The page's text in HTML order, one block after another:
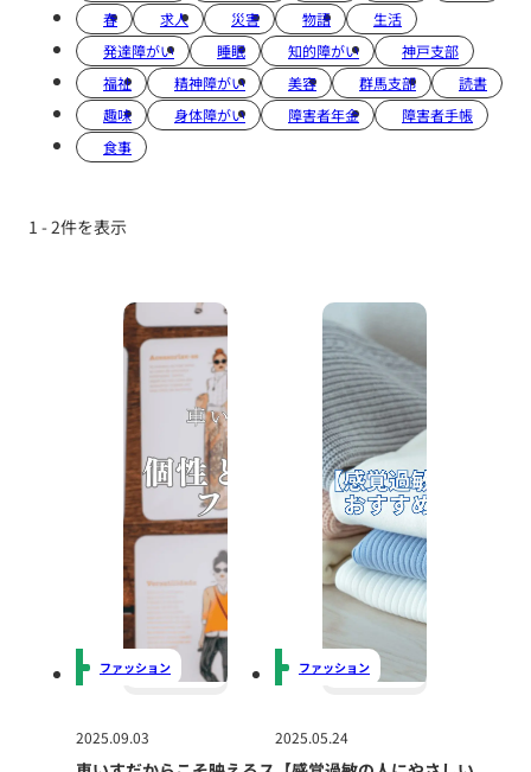
春
求人 災害 物語
生活
発達障がい
睡眠 知的障がい
神戸支部
福祉
精神障がい 美容 群馬支部
読書
趣味
身体障がい 障害者年金
障害者手帳
食事
1 - 2件を表示
2025.09.03
ファッション
2025.05.24
ファッション